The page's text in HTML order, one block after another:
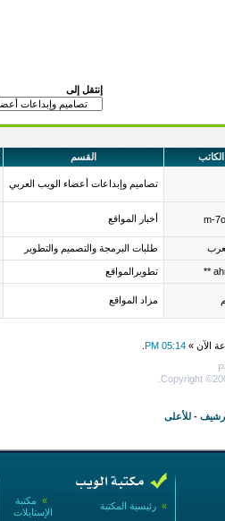
إنتقل إلى
الكاتب القسم
تصاميم وإبداعات أعضاء الويب العربي
m- أخبار المواقع
طلبات البرمجة والتصميم والتطوير
تطويرالمواقع
مزاد المواقع
الآن » 05:14 PM
Copyright
- للأعلى
» مكتبة
الإستايلات
» رئيسية المكتبة